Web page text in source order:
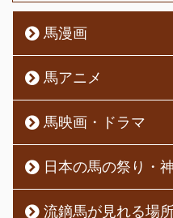
馬漫画
馬アニメ
馬映画・ドラマ
日本の馬の祭り・
流鏑馬が見れる場